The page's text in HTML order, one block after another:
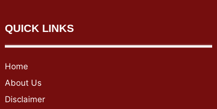
QUICK LINKS
Home
About Us
Disclaimer